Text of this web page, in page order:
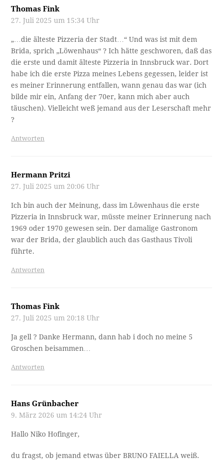
Thomas Fink
27. Juli 2025 um 15:34 Uhr
„…die älteste Pizzeria der Stadt…“ Und was ist mit dem
Brida, sprich „Löwenhaus“ ? Ich hätte geschworen, daß das
die erste und damit älteste Pizzeria in Innsbruck war. Dort
habe ich die erste Pizza meines Lebens gegessen, leider ist
es meiner Erinnerung entfallen, wann genau das war (ich
bilde mir ein, Anfang der 70er, kann mich aber auch
täuschen). Vielleicht weß jemand aus der Leserschaft mehr
?
Antworten
Hermann Pritzi
27. Juli 2025 um 20:06 Uhr
Ich bin auch der Meinung, dass im Löwenhaus die erste
Pizzeria in Innsbruck war, müsste meiner Erinnerung nach
1969 oder 1970 gewesen sein. Der damalige Gastronom
war der Brida, der glaublich auch das Gasthaus Tivoli
führte.
Antworten
Thomas Fink
27. Juli 2025 um 20:18 Uhr
Ja gell ? Danke Hermann, dann hab i doch no meine 5
Groschen beisammen…
Antworten
Hans Grünbacher
9. März 2026 um 14:24 Uhr
Hallo Niko Hofinger,
du fragst, ob jemand etwas über BRUNO FAIELLA weiß.